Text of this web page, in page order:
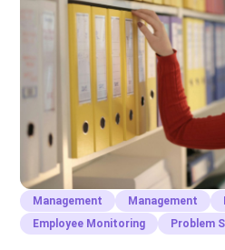
Management Management
Employee Monitoring
Problem